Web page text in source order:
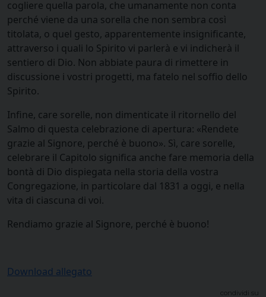
cogliere quella parola, che umanamente non conta
perché viene da una sorella che non sembra così
titolata, o quel gesto, apparentemente insignificante,
attraverso i quali lo Spirito vi parlerà e vi indicherà il
sentiero di Dio. Non abbiate paura di rimettere in
discussione i vostri progetti, ma fatelo nel soffio dello
Spirito.
Infine, care sorelle, non dimenticate il ritornello del
Salmo di questa celebrazione di apertura: «Rendete
grazie al Signore, perché è buono». Sì, care sorelle,
celebrare il Capitolo significa anche fare memoria della
bontà di Dio dispiegata nella storia della vostra
Congregazione, in particolare dal 1831 a oggi, e nella
vita di ciascuna di voi.
Rendiamo grazie al Signore, perché è buono!
Download allegato
condividi su